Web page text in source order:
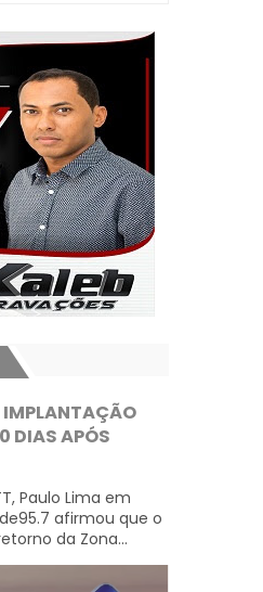
IMPLANTAÇÃO
DIAS APÓS
Paulo Lima em
afirmou que o
da Zona...